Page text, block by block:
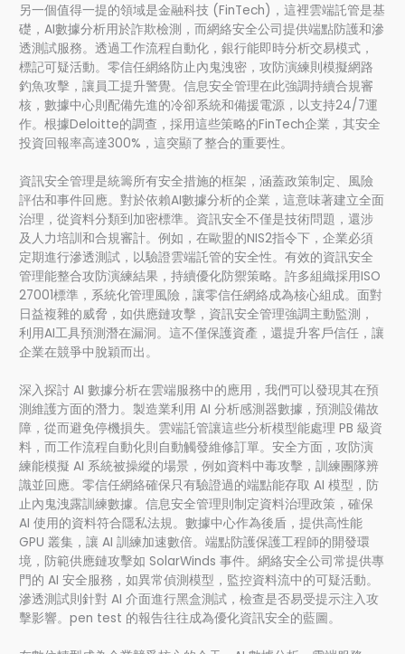
另一個值得一提的領域是金融科技 (FinTech)，這裡雲端託管是基
礎，AI數據分析用於詐欺檢測，而網絡安全公司提供端點防護和滲
透測試服務。透過工作流程自動化，銀行能即時分析交易模式，
標記可疑活動。零信任網絡防止內鬼洩密，攻防演練則模擬網路
釣魚攻擊，讓員工提升警覺。信息安全管理在此強調持續合規審
核，數據中心則配備先進的冷卻系統和備援電源，以支持24/7運
作。根據Deloitte的調查，採用這些策略的FinTech企業，其安全
投資回報率高達300%，這突顯了整合的重要性。
資訊安全管理是統籌所有安全措施的框架，涵蓋政策制定、風險
評估和事件回應。對於依賴AI數據分析的企業，這意味著建立全面
治理，從資料分類到加密標準。資訊安全不僅是技術問題，還涉
及人力培訓和合規審計。例如，在歐盟的NIS2指令下，企業必須
定期進行滲透測試，以驗證雲端託管的安全性。有效的資訊安全
管理能整合攻防演練結果，持續優化防禦策略。許多組織採用ISO
27001標準，系統化管理風險，讓零信任網絡成為核心組成。面對
日益複雜的威脅，如供應鏈攻擊，資訊安全管理強調主動監測，
利用AI工具預測潛在漏洞。這不僅保護資產，還提升客戶信任，讓
企業在競爭中脫穎而出。
深入探討 AI 數據分析在雲端服務中的應用，我們可以發現其在預
測維護方面的潛力。製造業利用 AI 分析感測器數據，預測設備故
障，從而避免停機損失。雲端託管讓這些分析模型能處理 PB 級資
料，而工作流程自動化則自動觸發維修訂單。安全方面，攻防演
練能模擬 AI 系統被操縱的場景，例如資料中毒攻擊，訓練團隊辨
識並回應。零信任網絡確保只有驗證過的端點能存取 AI 模型，防
止內鬼洩露訓練數據。信息安全管理則制定資料治理政策，確保
AI 使用的資料符合隱私法規。數據中心作為後盾，提供高性能
GPU 叢集，讓 AI 訓練加速數倍。端點防護保護工程師的開發環
境，防範供應鏈攻擊如 SolarWinds 事件。網絡安全公司常提供專
門的 AI 安全服務，如異常偵測模型，監控資料流中的可疑活動。
滲透測試則針對 AI 介面進行黑盒測試，檢查是否易受提示注入攻
擊影響。pen test 的報告往往成為優化資訊安全的藍圖。